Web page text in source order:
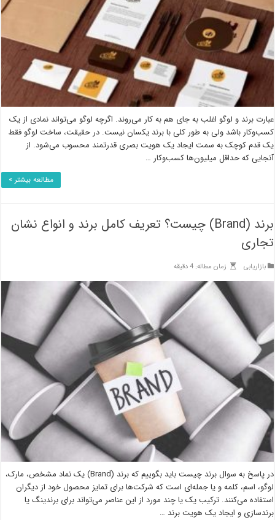
عبارت برند و لوگو اغلب به جای هم به کار می‌روند. اگرچه لوگو می‌تواند نمادی از یک
کسب‌وکار باشد ولی به طور کلی با برند یکسان نیست. در حقیقت، ساخت لوگو فقط
یک قدم کوچک به سمت ایجاد یک هویت بصری قدرتمند محسوب می‌شود. از
آنجایی که حداقل میلیون‌ها کسب‌وکار …
مطالعه بیشتر »
برند (Brand) چیست؟ تعریف کامل برند و انواع نشان
تجاری
بازاریابی زمان مطاله: 4 دقیقه
در پاسخ به سوال برند چیست باید بگوییم که برند (Brand) یک نماد مشخص، مارک،
لوگو، اسم، کلمه و یا جمله‌ای است که شرکت‌ها برای تمایز محصول خود از دیگران
استفاده می‌کنند. ترکیب یک یا چند مورد از این عناصر می‌تواند برای برندینگ یا
برندسازی و ایجاد یک هویت برند …